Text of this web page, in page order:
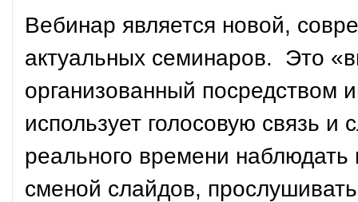
Вебинар является новой,
актуальных семинаров. Это
организованный посредством
использует голосовую связь
реального времени
сменой слайдов,